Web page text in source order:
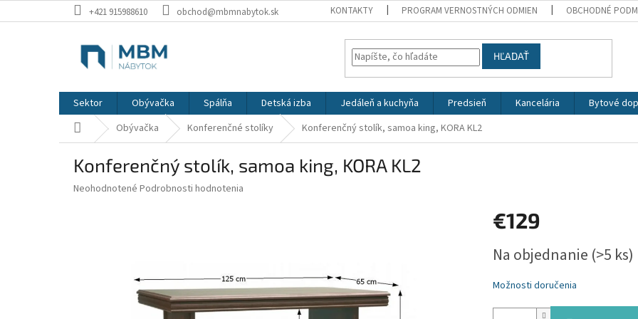
na
+421 915988610 obchod@mbmnabytok.sk KONTAKTY PROGRAM VERNOSTNÝCH ODMIEN OBCHODNÉ
HĽADAŤ
Sektor Obývačka Spálňa Detská izba Jedáleň a kuchyňa Predsieň Kancelária Bytové
Domov Obývačka Konferenčné stolíky Konferenčný stolík, samoa king, KORA KL2
Konferenčný stolík, samoa king, KORA KL2
Priemerné
Neohodnotené Podrobnosti hodnotenia
€129
cena:
Na objednanie (>5 ks)
Možnosti doručenia